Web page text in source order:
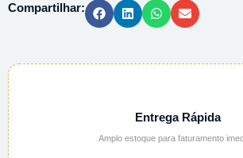
7
Compartilhar:
Entrega Rápida
Amplo estoque para faturamento